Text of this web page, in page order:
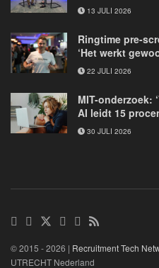
13 JULI 2026
Ringtime pre-
‘Het werkt
22 JULI 2026
MIT-onderzoek:
AI leidt 15
30 JULI 2026
© 2015 - 2026 | Recruitment Tech
UTRECHT Nederland